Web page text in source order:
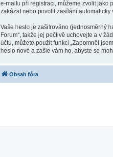
e-mailu při registraci, můžeme zvolit jako
zakázat nebo povolit zasílání automaticky
Vaše heslo je zašifrováno (jednosměrný
Forum“, takže jej pečlivě uchovejte a v
účtu, můžete použít funkci „Zapomněl
heslo nové a zašle vám ho, abyste se
Obsah fóra